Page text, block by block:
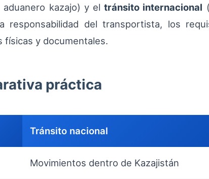
aduanero kazajo) y eltránsito internacional
responsabilidad del transportista, los
físicas y documentales.
práctica
Tránsito nacional
Movimientos dentro de Kazajistán